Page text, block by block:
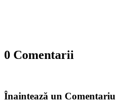
0 Comentarii
Înaintează un Comentariu